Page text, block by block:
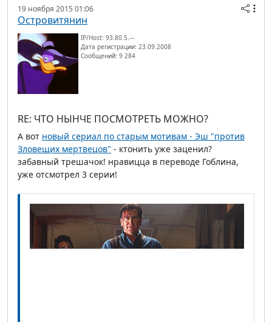
19 ноября 2015 01:06
Островитянин
IP/Host: 93.80.5.---
Дата регистрации: 23.09.2008
Сообщений: 9 284
RE: ЧТО НЫНЧЕ ПОСМОТРЕТЬ МОЖНО?
А вот новый сериал по старым мотивам - Эш "против
Зловещих мертвецов" - ктонить уже заценил?
забавный трешачок! нравицца в переводе Гоблина,
уже отсмотрел 3 серии!